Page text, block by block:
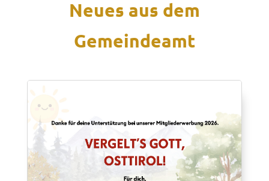
Neues aus dem
Gemeindeamt